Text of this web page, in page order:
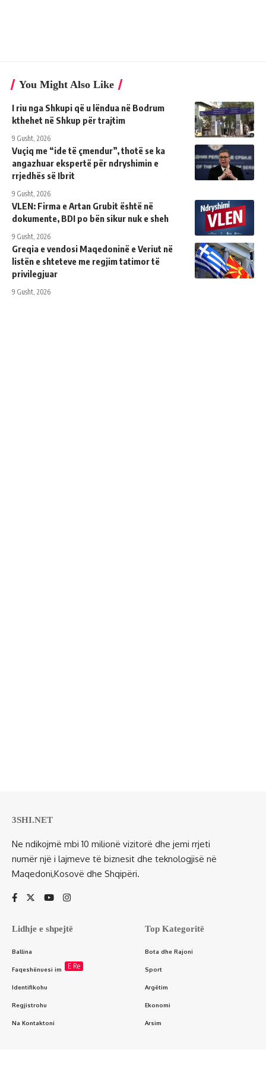
You Might Also Like
I riu nga Shkupi që u lëndua në Bodrum
kthehet në Shkup për trajtim
9 Gusht, 2026
Vuçiq me “ide të çmendur”, thotë se ka
angazhuar ekspertë për ndryshimin e
rrjedhës së Ibrit
9 Gusht, 2026
VLEN: Firma e Artan Grubit është në
dokumente, BDI po bën sikur nuk e sheh
9 Gusht, 2026
Greqia e vendosi Maqedoninë e Veriut në
listën e shteteve me regjim tatimor të
privilegjuar
9 Gusht, 2026
3SHI.NET
Ne ndikojmë mbi 10 milionë vizitorë dhe jemi rrjeti
numër një i lajmeve të biznesit dhe teknologjisë në
Maqedoni,Kosovë dhe Shqipëri.
Lidhje e shpejtë
Ballina
Faqeshënuesi im E Re
Identifikohu
Regjistrohu
Na Kontaktoni
Top Kategoritë
Bota dhe Rajoni
Sport
Argëtim
Ekonomi
Arsim